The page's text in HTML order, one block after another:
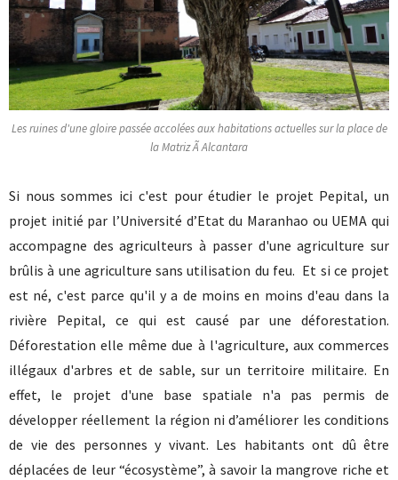
Les ruines d'une gloire passée accolées aux habitations actuelles sur la place de
la Matriz Ã Alcantara
Si nous sommes ici c'est pour étudier le projet Pepital, un
projet initié par l’Université d’Etat du Maranhao ou UEMA qui
accompagne des agriculteurs à passer d'une agriculture sur
brûlis à une agriculture sans utilisation du feu. Et si ce projet
est né, c'est parce qu'il y a de moins en moins d'eau dans la
rivière Pepital, ce qui est causé par une déforestation.
Déforestation elle même due à l'agriculture, aux commerces
illégaux d'arbres et de sable, sur un territoire militaire. En
effet, le projet d'une base spatiale n'a pas permis de
développer réellement la région ni d’améliorer les conditions
de vie des personnes y vivant. Les habitants ont dû être
déplacées de leur “écosystème”, à savoir la mangrove riche et